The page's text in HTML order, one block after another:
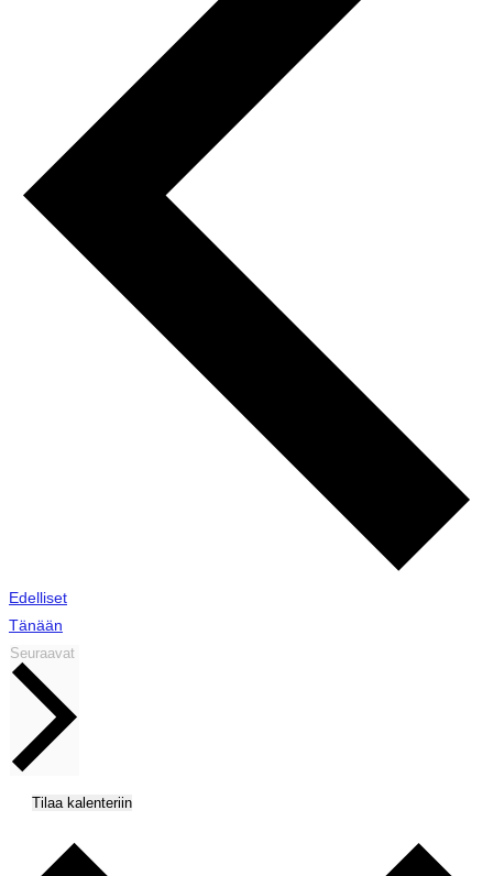
EdellisetTapahtumat
Tänään
Seuraavat
Tilaa kalenteriin